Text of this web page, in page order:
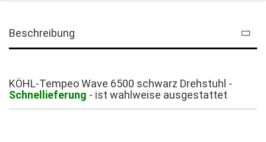
Beschreibung
KÖHL-Tempeo Wave 6500 schwarz Drehstuhl -
Schnellieferung - ist wahlweise ausgestattet